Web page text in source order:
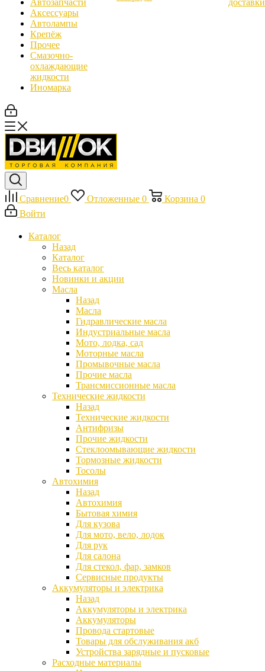
Автозапчасти
Аксессуары
Автолампы
Крепёж
Прочее
Смазочно-
охлаждающие
жидкости
Иномарка
доставки
Сравнение0 Отложенные 0 Корзина 0
Войти
Каталог
Назад
Каталог
Весь каталог
Новинки и акции
Масла
Назад
Масла
Гидравлические масла
Индустриальные масла
Мото, лодка, сад
Моторные масла
Промывочные масла
Прочие масла
Трансмиссионные масла
Технические жидкости
Назад
Технические жидкости
Антифризы
Прочие жидкости
Стеклоомывающие жидкости
Тормозные жидкости
Тосолы
Автохимия
Назад
Автохимия
Бытовая химия
Для кузова
Для мото, вело, лодок
Для рук
Для салона
Для стекол, фар, замков
Сервисные продукты
Аккумуляторы и электрика
Назад
Аккумуляторы и электрика
Аккумуляторы
Провода стартовые
Товары для обслуживания акб
Устройства зарядные и пусковые
Расходные материалы